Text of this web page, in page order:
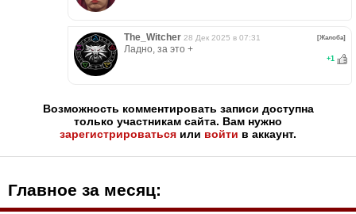
The_Witcher 28 Дек 2025 в 07:31 [Жалоба]
Ладно, за это +
+1
Возможность комментировать записи доступна
только участникам сайта. Вам нужно
зарегистрироваться или войти в аккаунт.
Главное за месяц: